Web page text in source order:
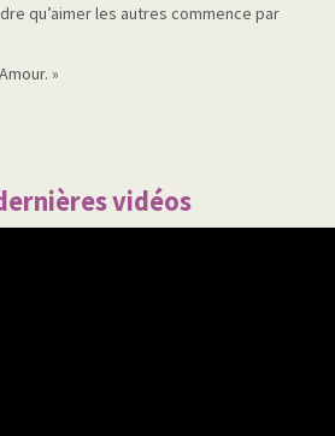
qu’aimer les autres commence par
»
vidéos